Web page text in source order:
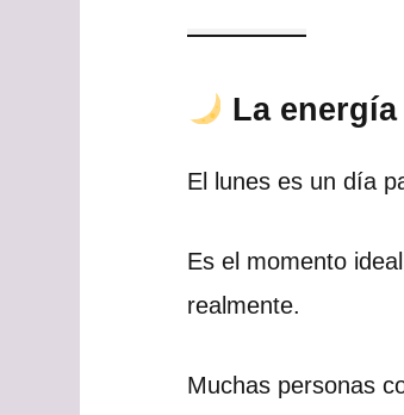
La
El lunes es un día
Es el momento
realmente.
Muchas personas